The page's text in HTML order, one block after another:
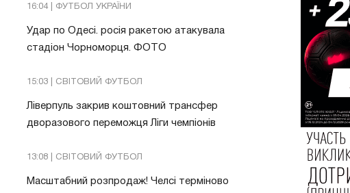
16:04 | ФУТБОЛ УКРАЇНИ
Удар по Одесі. росія ракетою атакувала
стадіон Чорноморця. ФОТО
15:03 | СВІТОВИЙ ФУТБОЛ
Ліверпуль закрив коштовний трансфер
дворазового переможця Ліги чемпіонів
13:08 | СВІТОВИЙ ФУТБОЛ
Масштабний розпродаж! Челсі терміново